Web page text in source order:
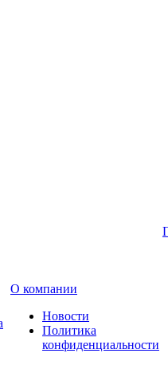
О компании
Новости
Политика
конфиденциальности